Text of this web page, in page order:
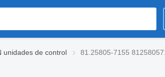
unidades de control 81.25805-7155